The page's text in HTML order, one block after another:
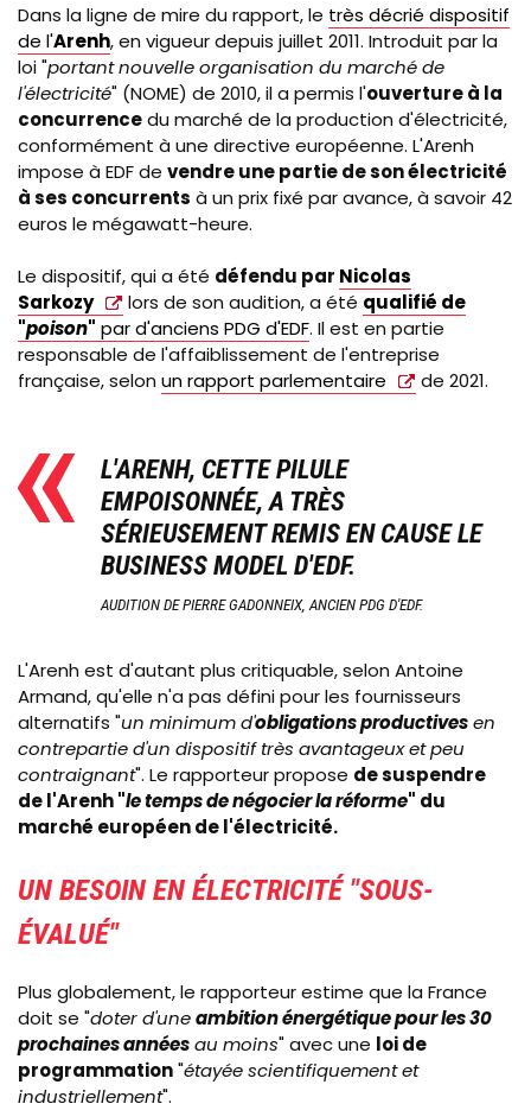
Dans la ligne de mire du rapport, le très décrié dispositif
de l'Arenh, en vigueur depuis juillet 2011. Introduit par la
loi "portant nouvelle organisation du marché de
l'électricité" (NOME) de 2010, il a permis l'ouverture à la
concurrencedu marché de la production d'électricité,
conformément à une directive européenne. L'Arenh
impose à EDF de vendre une partie de son électricité
à ses concurrents à un prix fixé par avance, à savoir 42
euros le mégawatt-heure.
Le dispositif, qui a été défendu par Nicolas
Sarkozy
lors de son audition, a été qualifié de
"poison" par d'anciens PDG d'EDF. Il est en partie
responsable de l'affaiblissement de l'entreprise
française, selon un rapport parlementaire de 2021.
L'ARENH, CETTE PILULE
EMPOISONNÉE, A TRÈS
SÉRIEUSEMENT REMIS EN CAUSE LE
BUSINESS MODEL D'EDF.
AUDITION DE PIERRE GADONNEIX, ANCIEN PDG D'EDF.
L'Arenh est d'autant plus critiquable, selon Antoine
Armand, qu'elle n'a pas défini pour les fournisseurs
alternatifs "un minimum d'obligations productivesen
contrepartie d'un dispositif très avantageux et peu
contraignant". Le rapporteur propose de suspendre
de l'Arenh "le temps de négocier la réforme" du
marché européen de l'électricité.
UN BESOIN EN ÉLECTRICITÉ "SOUS-
ÉVALUÉ"
Plus globalement, le rapporteur estime que la France
doit se "doter d'uneambition énergétique pour les 30
prochaines annéesau moins" avec une loi de
programmation"étayée scientifiquement et
industriellement".